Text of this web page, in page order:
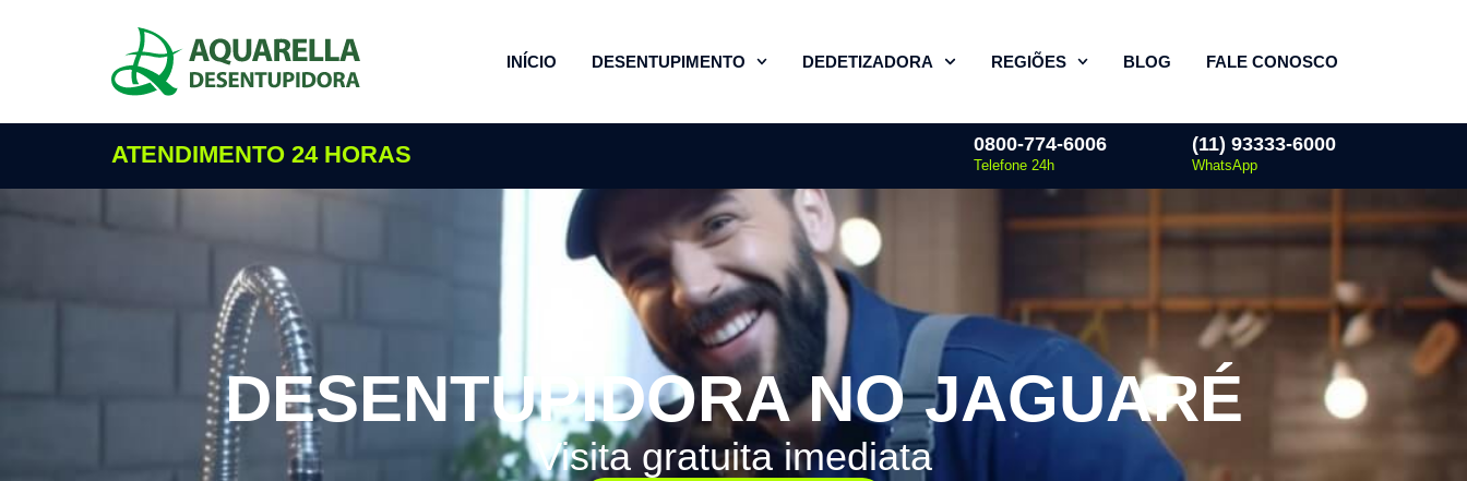
INÍCIO DESENTUPIMENTO DEDETIZADORA REGIÕES BLOG FALE CONOSCO
ATENDIMENTO 24 HORAS 0800-774-6006
Telefone 24h
(11) 93333-6000
WhatsApp
DESENTUPIDORA NO JAGUARÉ
Visita gratuita imediata